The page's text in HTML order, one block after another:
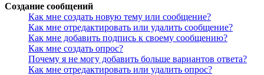
Создание сообщений
Как мне создать новую тему или сообщение?
Как мне отредактировать или удалить сообщение?
Как мне добавить подпись к своему сообщению?
Как мне создать опрос?
Почему я не могу добавить больше вариантов ответа?
Как мне отредактировать или удалить опрос?